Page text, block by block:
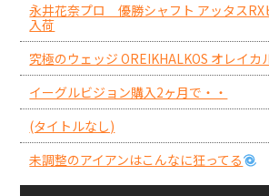
永井花奈プロ 優勝シャフト アッタスRX
入荷
究極のウェッジ OREIKHALKOS オレイカ
イーグルビジョン購入2ヶ月で・・
(タイトルなし)
未調整のアイアンはこんなに狂ってる